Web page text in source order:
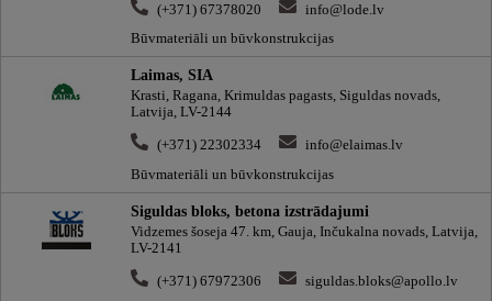
(+371) 67378020
info@lode.lv
Būvmateriāli un būvkonstrukcijas
Laimas, SIA
Krasti, Ragana, Krimuldas pagasts, Siguldas novads,
Latvija, LV-2144
(+371) 22302334
info@elaimas.lv
Būvmateriāli un būvkonstrukcijas
Siguldas bloks, betona izstrādajumi
Vidzemes šoseja 47. km, Gauja, Inčukalna novads, Latvija,
LV-2141
(+371) 67972306
siguldas.bloks@apollo.lv